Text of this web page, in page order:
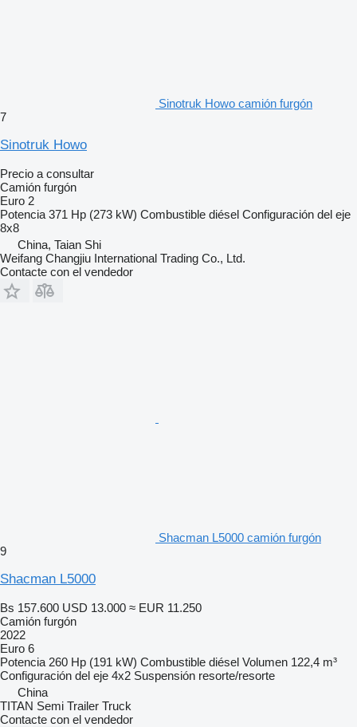
Sinotruk Howo camión furgón
7
Sinotruk Howo
Precio a consultar
Camión furgón
Euro 2
Potencia 371 Hp (273 kW) Combustible diésel Configuración del eje
8x8
China, Taian Shi
Weifang Changjiu International Trading Co., Ltd.
Contacte con el vendedor
Shacman L5000 camión furgón
9
Shacman L5000
Bs 157.600 USD 13.000 ≈ EUR 11.250
Camión furgón
2022
Euro 6
Potencia 260 Hp (191 kW) Combustible diésel Volumen 122,4 m³
Configuración del eje 4x2 Suspensión resorte/resorte
China
TITAN Semi Trailer Truck
Contacte con el vendedor